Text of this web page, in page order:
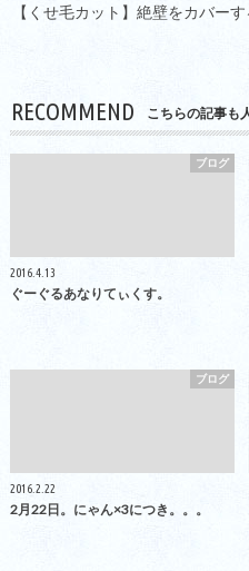
【くせ毛カット】絶壁をカバー
RECOMMEND こちらの記事も
ブログ
2016.4.13
ぐーぐるあなりてぃくす。
ブログ
2016.2.22
2月22日。にゃん×3につき。。。